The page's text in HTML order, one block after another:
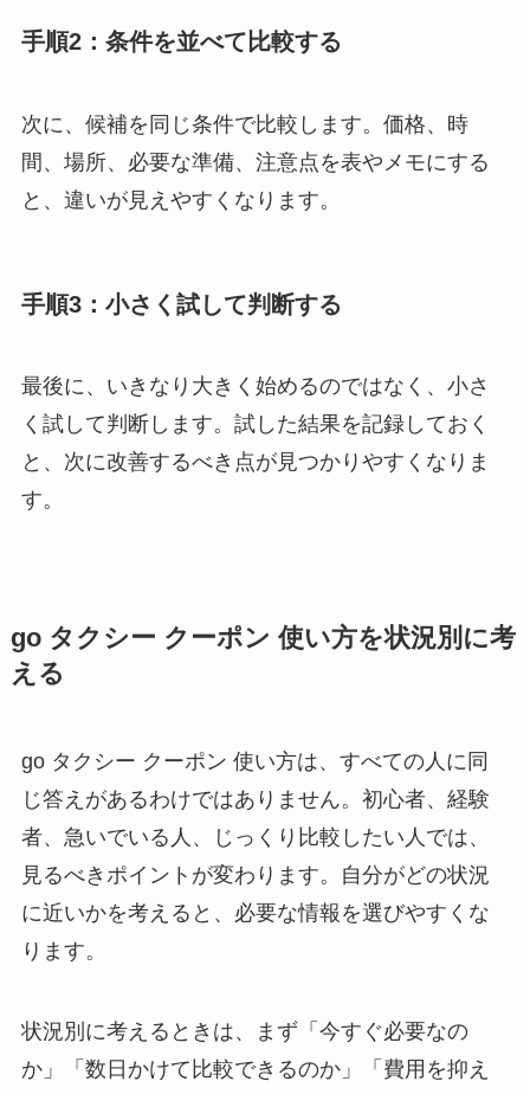
手順2：条件を並べて比較する
次に、候補を同じ条件で比較します。価格、時
間、場所、必要な準備、注意点を表やメモにする
と、違いが見えやすくなります。
手順3：小さく試して判断する
最後に、いきなり大きく始めるのではなく、小さ
く試して判断します。試した結果を記録しておく
と、次に改善するべき点が見つかりやすくなりま
す。
go タクシー クーポン 使い方を状況別に考
える
go タクシー クーポン 使い方は、すべての人に同
じ答えがあるわけではありません。初心者、経験
者、急いでいる人、じっくり比較したい人では、
見るべきポイントが変わります。自分がどの状況
に近いかを考えると、必要な情報を選びやすくな
ります。
状況別に考えるときは、まず「今すぐ必要なの
か」「数日かけて比較できるのか」「費用を抑え